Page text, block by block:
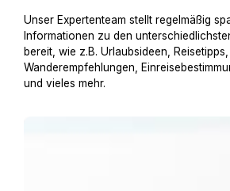
Unser Expertenteam stellt regelmäßig
Informationen zu den
bereit, wie z.B. Urlaubsideen, Reisetipps,
Wanderempfehlungen,
und vieles mehr.